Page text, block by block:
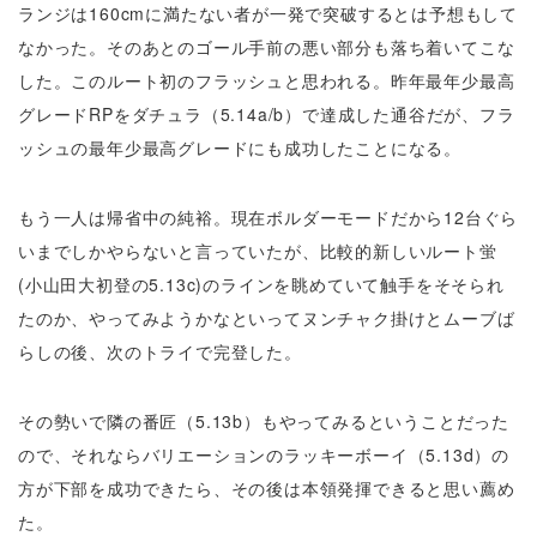
ランジは160cmに満たない者が一発で突破するとは予想もして
なかった。そのあとのゴール手前の悪い部分も落ち着いてこな
した。このルート初のフラッシュと思われる。昨年最年少最高
グレードRPをダチュラ（5.14a/b）で達成した通谷だが、フラ
ッシュの最年少最高グレードにも成功したことになる。
もう一人は帰省中の純裕。現在ボルダーモードだから12台ぐら
いまでしかやらないと言っていたが、比較的新しいルート蛍
(小山田大初登の5.13c)のラインを眺めていて触手をそそられ
たのか、やってみようかなといってヌンチャク掛けとムーブば
らしの後、次のトライで完登した。
その勢いで隣の番匠（5.13b）もやってみるということだった
ので、それならバリエーションのラッキーボーイ（5.13d）の
方が下部を成功できたら、その後は本領発揮できると思い薦め
た。